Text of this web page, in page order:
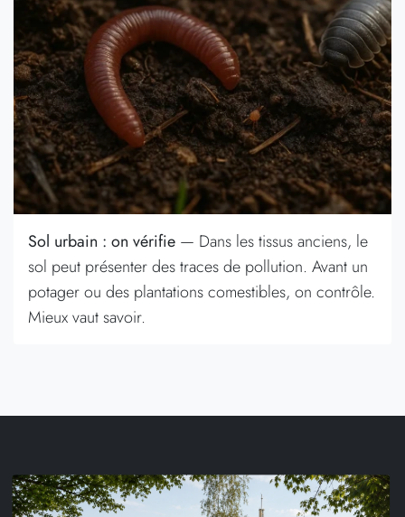
Sol urbain : on vérifie — Dans les tissus anciens, le
sol peut présenter des traces de pollution. Avant un
potager ou des plantations comestibles, on contrôle.
Mieux vaut savoir.